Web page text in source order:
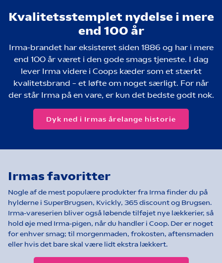
Kvalitetsstemplet nydelse i mere
end 100 år
Irma-brandet har eksisteret siden 1886 og har i mere
end 100 år været i den gode smags tjeneste. I dag
lever Irma videre i Coops kæder som et stærkt
kvalitetsbrand – et løfte om noget særligt. For når
der står Irma på en vare, er kun det bedste godt nok.
Dyk ned i Irmas årelange historie
Irmas favoritter
Nogle af de mest populære produkter fra Irma finder du på
hylderne i SuperBrugsen, Kvickly, 365 discount og Brugsen.
Irma-vareserien bliver også løbende tilføjet nye lækkerier, så
hold øje med Irma-pigen, når du handler i Coop. Der er noget
for enhver smag; til morgenmaden, frokosten, aftensmaden
eller hvis det bare skal være lidt ekstra lækkert.